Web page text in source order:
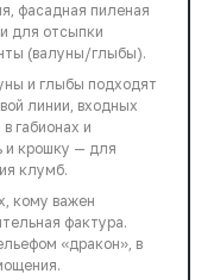
фасадная пиленая
для отсыпки
(валуны/глыбы).
и глыбы подходят
линии, входных
габионах и
и крошку — для
клумб.
кому важен
фактура.
«дракон», в